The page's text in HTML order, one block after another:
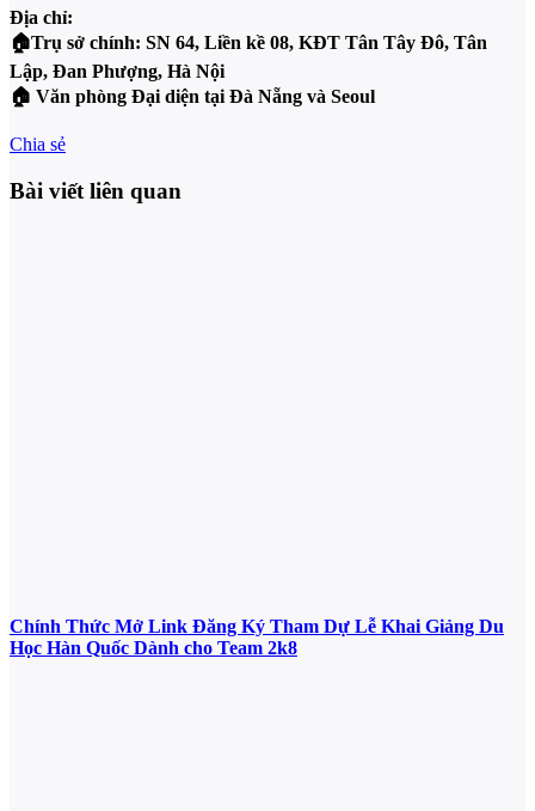
Địa chỉ:
🏠Trụ sở chính: SN 64, Liền kề 08, KĐT Tân Tây Đô, Tân
Lập, Đan Phượng, Hà Nội
🏠 Văn phòng Đại diện tại Đà Nẵng và Seoul
Chia sẻ
Bài viết liên quan
Chính Thức Mở Link Đăng Ký Tham Dự Lễ Khai Giảng Du
Học Hàn Quốc Dành cho Team 2k8